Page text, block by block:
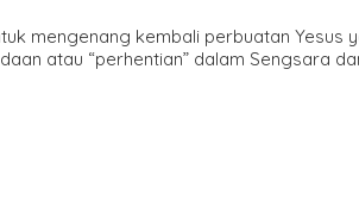
mengenang kembali perbuatan
atau “perhentian” dalam Sengsara